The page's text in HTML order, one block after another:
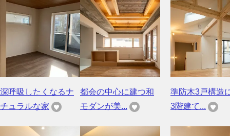
深呼吸したくなるナ
チュラルな家
都会の中心に建つ和
モダンが美...
準防木3戸構造
3階建て...